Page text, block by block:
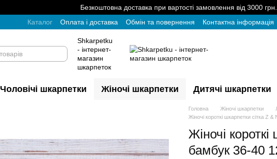
Безкоштовна доставка при вартості замовлення від 3000 грн.
Каталог
Оплата і доставка Обмін та повернення Контактна інформація
Shkarpetku
- інтернет-
магазин
шкарпеток
Чоловічі шкарпетки Жіночі шкарпетки Дитячі шкарпетки
Головна Жіночі шкарпетки
Жіночі короткі шкарпетки сітка Z
Жіночі
бамбук 36-40